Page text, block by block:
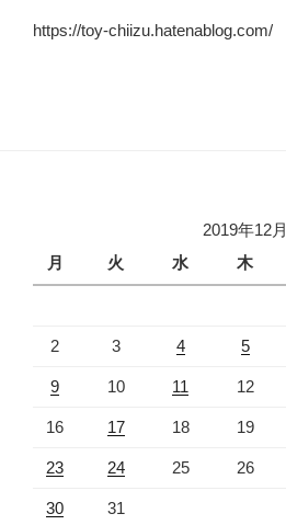
https://toy-chiizu.hatenablog.com/
2019年12月
月
火 水 木
2 3 4 5
9 10 11 12
16 17 18 19
23 24 25 26
30 31